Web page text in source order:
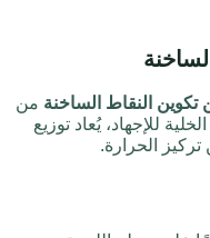
النقاط الساخنة من
للإجهاد، يُعاد توزيع
تركيز الحرارة.